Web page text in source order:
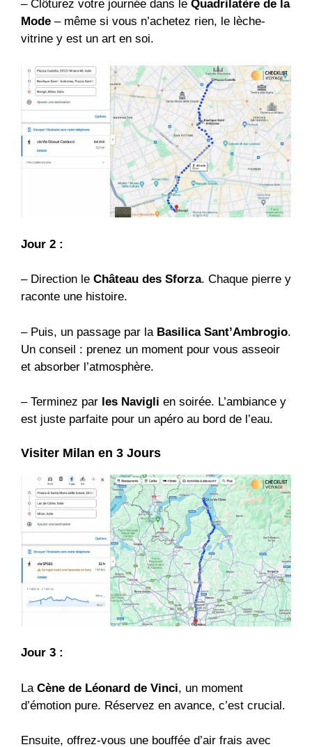
– Clôturez votre journée dans le Quadrilatère de la
Mode – même si vous n’achetez rien, le lèche-
vitrine y est un art en soi.
Jour 2 :
– Direction le Château des Sforza. Chaque pierre y
raconte une histoire.
– Puis, un passage par la Basilica Sant’Ambrogio.
Un conseil : prenez un moment pour vous asseoir
et absorber l’atmosphère.
– Terminez par les Navigli en soirée. L’ambiance y
est juste parfaite pour un apéro au bord de l’eau.
Visiter Milan en 3 Jours
Jour 3 :
La Cène de Léonard de Vinci, un moment
d’émotion pure. Réservez en avance, c’est crucial.
Ensuite, offrez-vous une bouffée d’air frais avec